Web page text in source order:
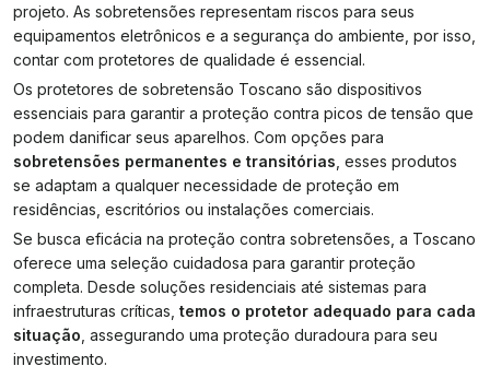
projeto. As sobretensões representam riscos para seus
equipamentos eletrônicos e a segurança do ambiente, por isso,
contar com protetores de qualidade é essencial.
Os protetores de sobretensão Toscano são dispositivos
essenciais para garantir a proteção contra picos de tensão que
podem danificar seus aparelhos. Com opções para
sobretensões permanentes e transitórias , esses produtos
se adaptam a qualquer necessidade de proteção em
residências, escritórios ou instalações comerciais.
Se busca eficácia na proteção contra sobretensões, a Toscano
oferece uma seleção cuidadosa para garantir proteção
completa. Desde soluções residenciais até sistemas para
infraestruturas críticas, temos o protetor adequado para cada
situação , assegurando uma proteção duradoura para seu
investimento.